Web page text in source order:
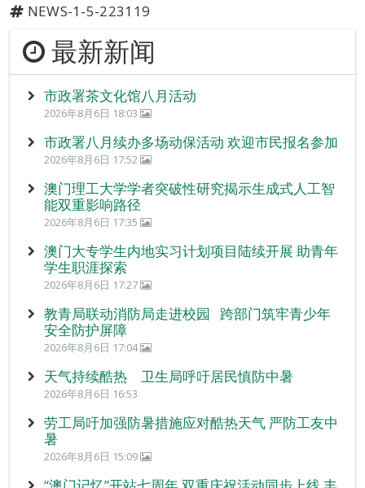
NEWS-1-5-223119
最新新闻
市政署茶文化馆八月活动
2026年8月6日 18:03
市政署八月续办多场动保活动 欢迎市民报名参加
2026年8月6日 17:52
澳门理工大学学者突破性研究揭示生成式人工智
能双重影响路径
2026年8月6日 17:35
澳门大专学生内地实习计划项目陆续开展 助青年
学生职涯探索
2026年8月6日 17:27
教青局联动消防局走进校园 跨部门筑牢青少年
安全防护屏障
2026年8月6日 17:04
天气持续酷热 卫生局呼吁居民慎防中暑
2026年8月6日 16:53
劳工局吁加强防暑措施应对酷热天气 严防工友中
暑
2026年8月6日 15:09